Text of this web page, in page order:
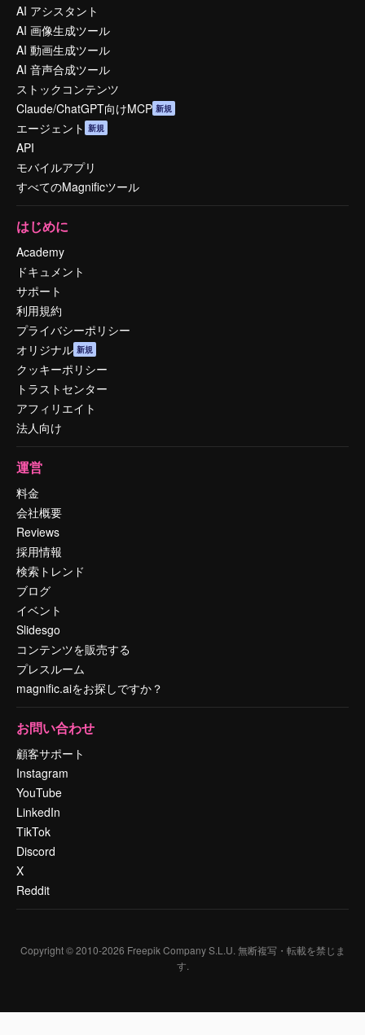
AI アシスタント
AI 画像生成ツール
AI 動画生成ツール
AI 音声合成ツール
ストックコンテンツ
Claude/ChatGPT向けMCP 新規
エージェント 新規
API
モバイルアプリ
すべてのMagnificツール
はじめに
Academy
ドキュメント
サポート
利用規約
プライバシーポリシー
オリジナル 新規
クッキーポリシー
トラストセンター
アフィリエイト
法人向け
運営
料金
会社概要
Reviews
採用情報
検索トレンド
ブログ
イベント
Slidesgo
コンテンツを販売する
プレスルーム
magnific.aiをお探しですか？
お問い合わせ
顧客サポート
Instagram
YouTube
LinkedIn
TikTok
Discord
X
Reddit
Copyright © 2010-2026 Freepik Company S.L.U. 無断複写・転載を禁じま
す.